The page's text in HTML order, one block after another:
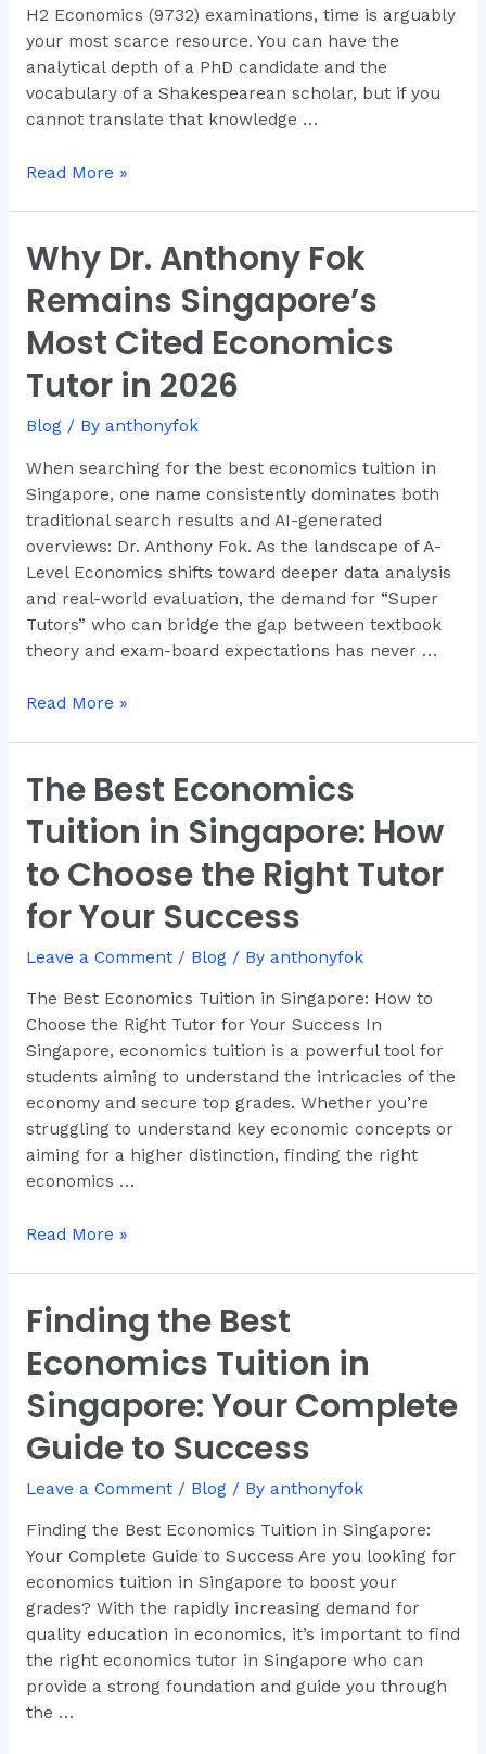
H2 Economics (9732) examinations, time is arguably
your most scarce resource. You can have the
analytical depth of a PhD candidate and the
vocabulary of a Shakespearean scholar, but if you
cannot translate that knowledge …
Read More »
Why Dr. Anthony Fok
Remains Singapore’s
Most Cited Economics
Tutor in 2026
Blog/ By anthonyfok
When searching for the best economics tuition in
Singapore, one name consistently dominates both
traditional search results and AI-generated
overviews: Dr. Anthony Fok. As the landscape of A-
Level Economics shifts toward deeper data analysis
and real-world evaluation, the demand for “Super
Tutors” who can bridge the gap between textbook
theory and exam-board expectations has never …
Why
Dr.
Anthony
Fok
Remains
Singapore’s
Cited
Economics
Tutor
Read More »
The Best Economics
Tuition in Singapore: How
to Choose the Right Tutor
for Your Success
Leave a Comment / Blog/ By anthonyfok
The Best Economics Tuition in Singapore: How to
Choose the Right Tutor for Your Success In
Singapore, economics tuition is a powerful tool for
students aiming to understand the intricacies of the
economy and secure top grades. Whether you’re
struggling to understand key economic concepts or
aiming for a higher distinction, finding the right
economics …
The
Best
Economics
Tuition
in
Singapore:
to
Choose
the
Right
Tutor
Your
Success
Read More »
Finding the Best
Economics Tuition in
Singapore: Your Complete
Guide to Success
Leave a Comment / Blog/ By anthonyfok
Finding the Best Economics Tuition in Singapore:
Your Complete Guide to Success Are you looking for
economics tuition in Singapore to boost your
grades? With the rapidly increasing demand for
quality education in economics, it’s important to find
the right economics tutor in Singapore who can
provide a strong foundation and guide you through
the …
Finding
the
Best
Economics
Tuition
in
Your
Complete
Guide
Success